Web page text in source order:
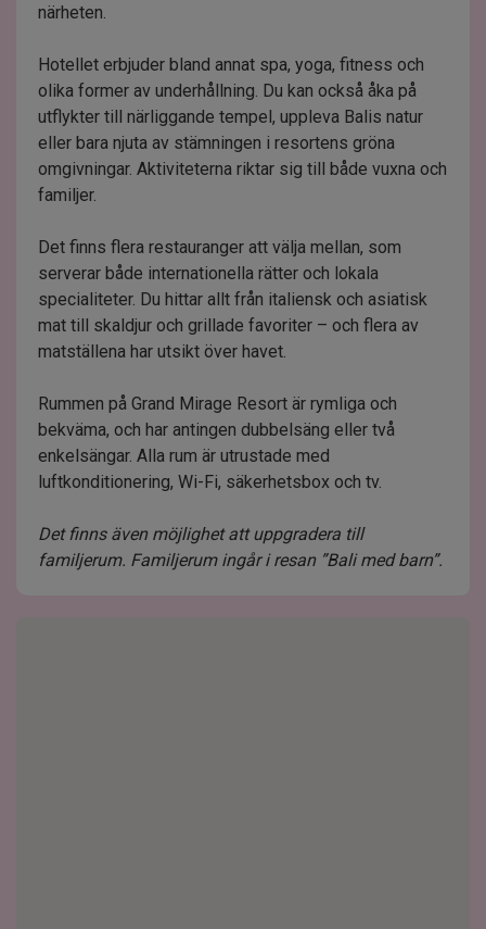
närheten.
Hotellet erbjuder bland annat spa, yoga, fitness och
olika former av underhållning. Du kan också åka på
utflykter till närliggande tempel, uppleva Balis natur
eller bara njuta av stämningen i resortens gröna
omgivningar. Aktiviteterna riktar sig till både vuxna och
familjer.
Det finns flera restauranger att välja mellan, som
serverar både internationella rätter och lokala
specialiteter. Du hittar allt från italiensk och asiatisk
mat till skaldjur och grillade favoriter – och flera av
matställena har utsikt över havet.
Rummen på Grand Mirage Resort är rymliga och
bekväma, och har antingen dubbelsäng eller två
enkelsängar. Alla rum är utrustade med
luftkonditionering, Wi-Fi, säkerhetsbox och tv.
Det finns även möjlighet att uppgradera till
familjerum. Familjerum ingår i resan ”Bali med barn”.